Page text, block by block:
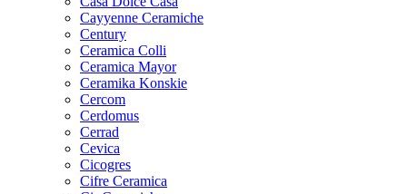
Cayyenne Ceramiche
Century
Ceramica Colli
Ceramica Mayor
Ceramika Konskie
Cercom
Cerdomus
Cerrad
Cevica
Cicogres
Cifre Ceramica